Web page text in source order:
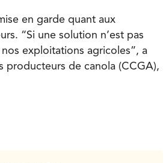
en garde quant aux
“Si une solution n’est pas
exploitations agricoles”, a
producteurs de canola (CCGA),